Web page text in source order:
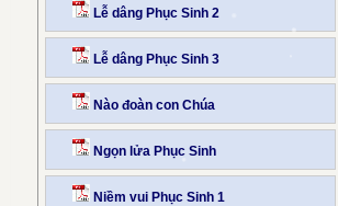
Lễ dâng Phục Sinh 2
Lễ dâng Phục Sinh 3
Nào đoàn con Chúa
Ngọn lửa Phục Sinh
Niềm vui Phục Sinh 1